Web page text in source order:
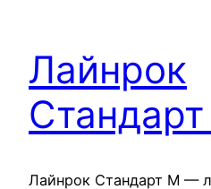
Лайнрок
Лайнрок Стандарт М —